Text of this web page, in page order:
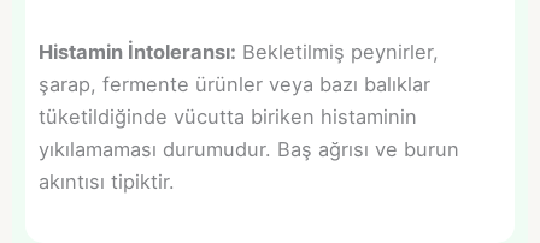
Histamin İntoleransı: Bekletilmiş peynirler,
şarap, fermente ürünler veya bazı balıklar
tüketildiğinde vücutta biriken histaminin
yıkılamaması durumudur. Baş ağrısı ve burun
akıntısı tipiktir.